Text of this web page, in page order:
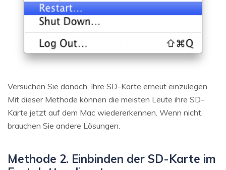
Versuchen Sie danach, Ihre SD-Karte erneut einzulegen.
Mit dieser Methode können die meisten Leute ihre SD-
Karte jetzt auf dem Mac wiedererkennen. Wenn nicht,
brauchen Sie andere Lösungen.
Methode 2. Einbinden der SD-Karte im